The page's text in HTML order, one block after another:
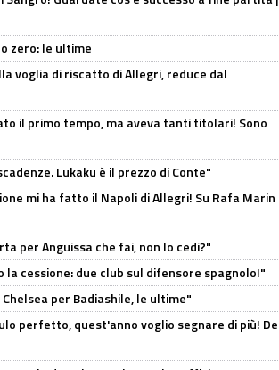
zero: le ultime
voglia di riscatto di Allegri, reduce dal
il primo tempo, ma aveva tanti titolari! Sono
Lukaku è il prezzo di Conte"
mi ha fatto il Napoli di Allegri! Su Rafa Marin
per Anguissa che fai, non lo cedi?"
la cessione: due club sul difensore spagnolo!"
per Badiashile, le ultime"
perfetto, quest'anno voglio segnare di più! De